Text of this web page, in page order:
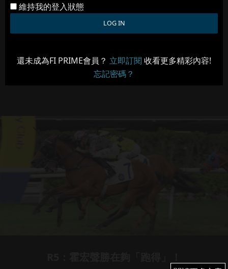
維持我的登入狀態
還未成為FI PRIME會員？ 立即訂閱 收看更多精彩內容!
忘記密碼？